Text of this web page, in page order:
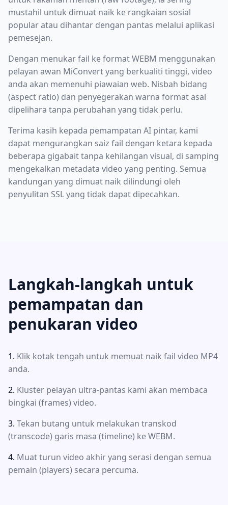
mustahil untuk dimuat naik ke rangkaian sosial
popular atau dihantar dengan pantas melalui aplikasi
pemesejan.
Dengan menukar fail ke format WEBM menggunakan
pelayan awan MiConvert yang berkualiti tinggi, video
anda akan memenuhi piawaian web. Nisbah bidang
(aspect ratio) dan penyegerakan warna format asal
dipelihara tanpa perubahan yang tidak perlu.
Terima kasih kepada pemampatan AI pintar, kami
dapat mengurangkan saiz fail dengan ketara kepada
beberapa gigabait tanpa kehilangan visual, di samping
mengekalkan metadata video yang penting. Semua
kandungan yang dimuat naik dilindungi oleh
penyulitan SSL yang tidak dapat dipecahkan.
Langkah-langkah untuk
pemampatan dan
penukaran video
Klik kotak tengah untuk memuat naik fail video MP4
anda.
Kluster pelayan ultra-pantas kami akan membaca
bingkai (frames) video.
Tekan butang untuk melakukan transkod
(transcode) garis masa (timeline) ke WEBM.
Muat turun video akhir yang serasi dengan semua
pemain (players) secara percuma.